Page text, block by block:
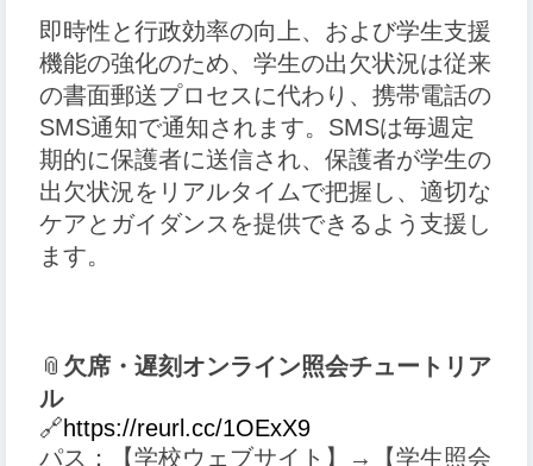
即時性と行政効率の向上、および学生支援
機能の強化のため、学生の出欠状況は従来
の書面郵送プロセスに代わり、携帯電話の
SMS通知で通知されます。SMSは毎週定
期的に保護者に送信され、保護者が学生の
出欠状況をリアルタイムで把握し、適切な
ケアとガイダンスを提供できるよう支援し
ます。
📎 欠席・遅刻オンライン照会チュートリア
ル
🔗https://reurl.cc/1OExX9
パス：【学校ウェブサイト】→【学生照会